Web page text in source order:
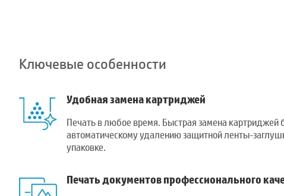
Ключевые особенности
Удобная замена картриджей
Печать в любое время. Быстрая замена картриджей
автоматическому удалению защитной ленты-
упаковке.
Печать документов профессионального